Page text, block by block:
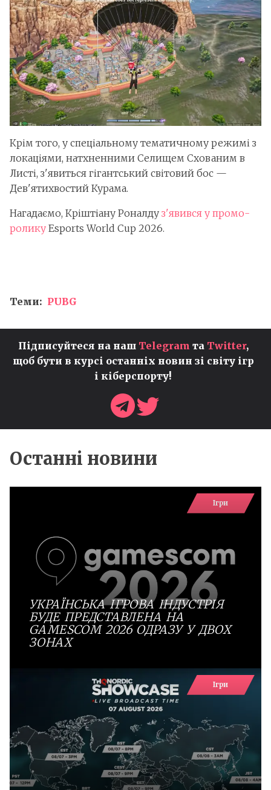
Крім того, у спеціальному тематичному режимі з
локаціями, натхненними Селищем Схованим в
Листі, з'явиться гігантський світовий бос —
Дев'ятихвостий Курама.
Нагадаємо, Кріштіану Роналду з'явився у промо-
ролику Esports World Cup 2026.
Теми: PUBG
Підписуйтеся на наш Telegram та Twitter,
щоб бути в курсі останніх новин зі світу ігр
і кіберспорту!
Останні новини
Ігри
УКРАЇНСЬКА ІГРОВА ІНДУСТРІЯ
БУДЕ ПРЕДСТАВЛЕНА НА
GAMESCOM 2026 ОДРАЗУ У ДВОХ
ЗОНАХ
Ігри